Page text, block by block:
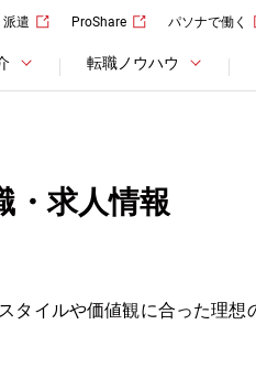
派遣 ProShare パソナで働く
転職ノウハウ
・求人情報
タイルや価値観に合った理